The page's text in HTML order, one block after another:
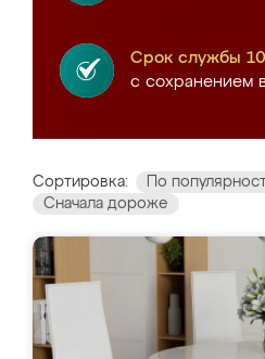
Срок службы
с сохранением
Сортировка: По
Сначала дороже